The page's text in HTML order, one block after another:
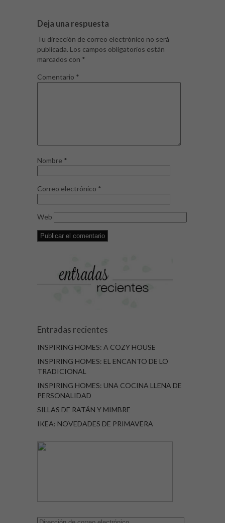
Deja una respuesta
Tu dirección de correo electrónico no será
publicada. Los campos obligatorios están
marcados con *
Comentario *
Nombre *
Correo electrónico *
Web
Entradas recientes
INSPIRING HOMES: A COZY HOUSE
INSPIRING HOMES: EL ENCANTO DE LO
TRADICIONAL
INSPIRING HOMES: UNA COCINA LLENA DE
PERSONALIDAD
SILLAS DE RATÁN Y MIMBRE
IKEA: NOVEDADES DE PRIMAVERA
Dirección